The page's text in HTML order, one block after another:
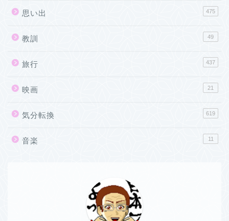
思い出 475
教訓 49
旅行 437
映画 21
気分転換 619
音楽 11